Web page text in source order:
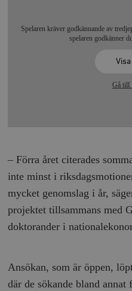
Spelaren kräver godkännande av
spelaren godkänner du
Gå till
– Förra året citerades
inte minst i
mycket genomslag i år,
projektet tillsammans med
doktorander i
Ansökan, som är öppen,
där de sökande bland